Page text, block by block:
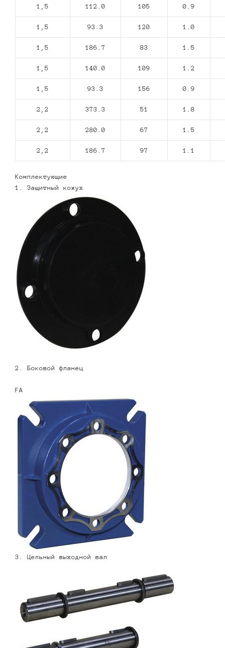
1,5 112.0 105 0.9
1,5 93.3 120 1.0
1,5 186.7 83 1.5
1,5 140.0 109 1.2
1,5 93.3 156 0.9
2,2 373.3 51 1.8
2,2 280.0 67 1.5
2,2 186.7 97 1.1
Комплектующие
1. Защитный кожух
2. Боковой фланец
FA
3. Цельный выходной вал